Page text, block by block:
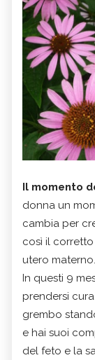
Il momento
donna un
cambia per
così il
utero materno.
In questi 9
prendersi
grembo
e hai suoi
del feto e la